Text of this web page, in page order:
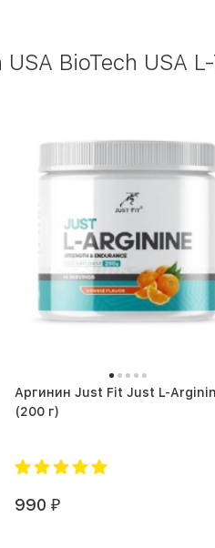
BioTech USA
Аргинин Just Fit Just L-
(200 г)
990 ₽